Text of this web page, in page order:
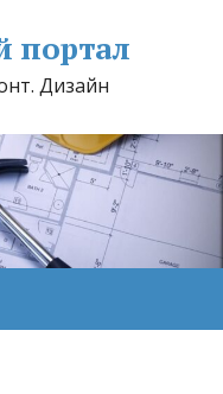
портал
Дизайн